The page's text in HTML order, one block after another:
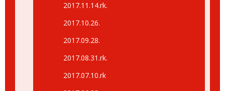
2017.11.14.rk.
2017.10.26.
2017.09.28.
2017.08.31.rk.
2017.07.10.rk